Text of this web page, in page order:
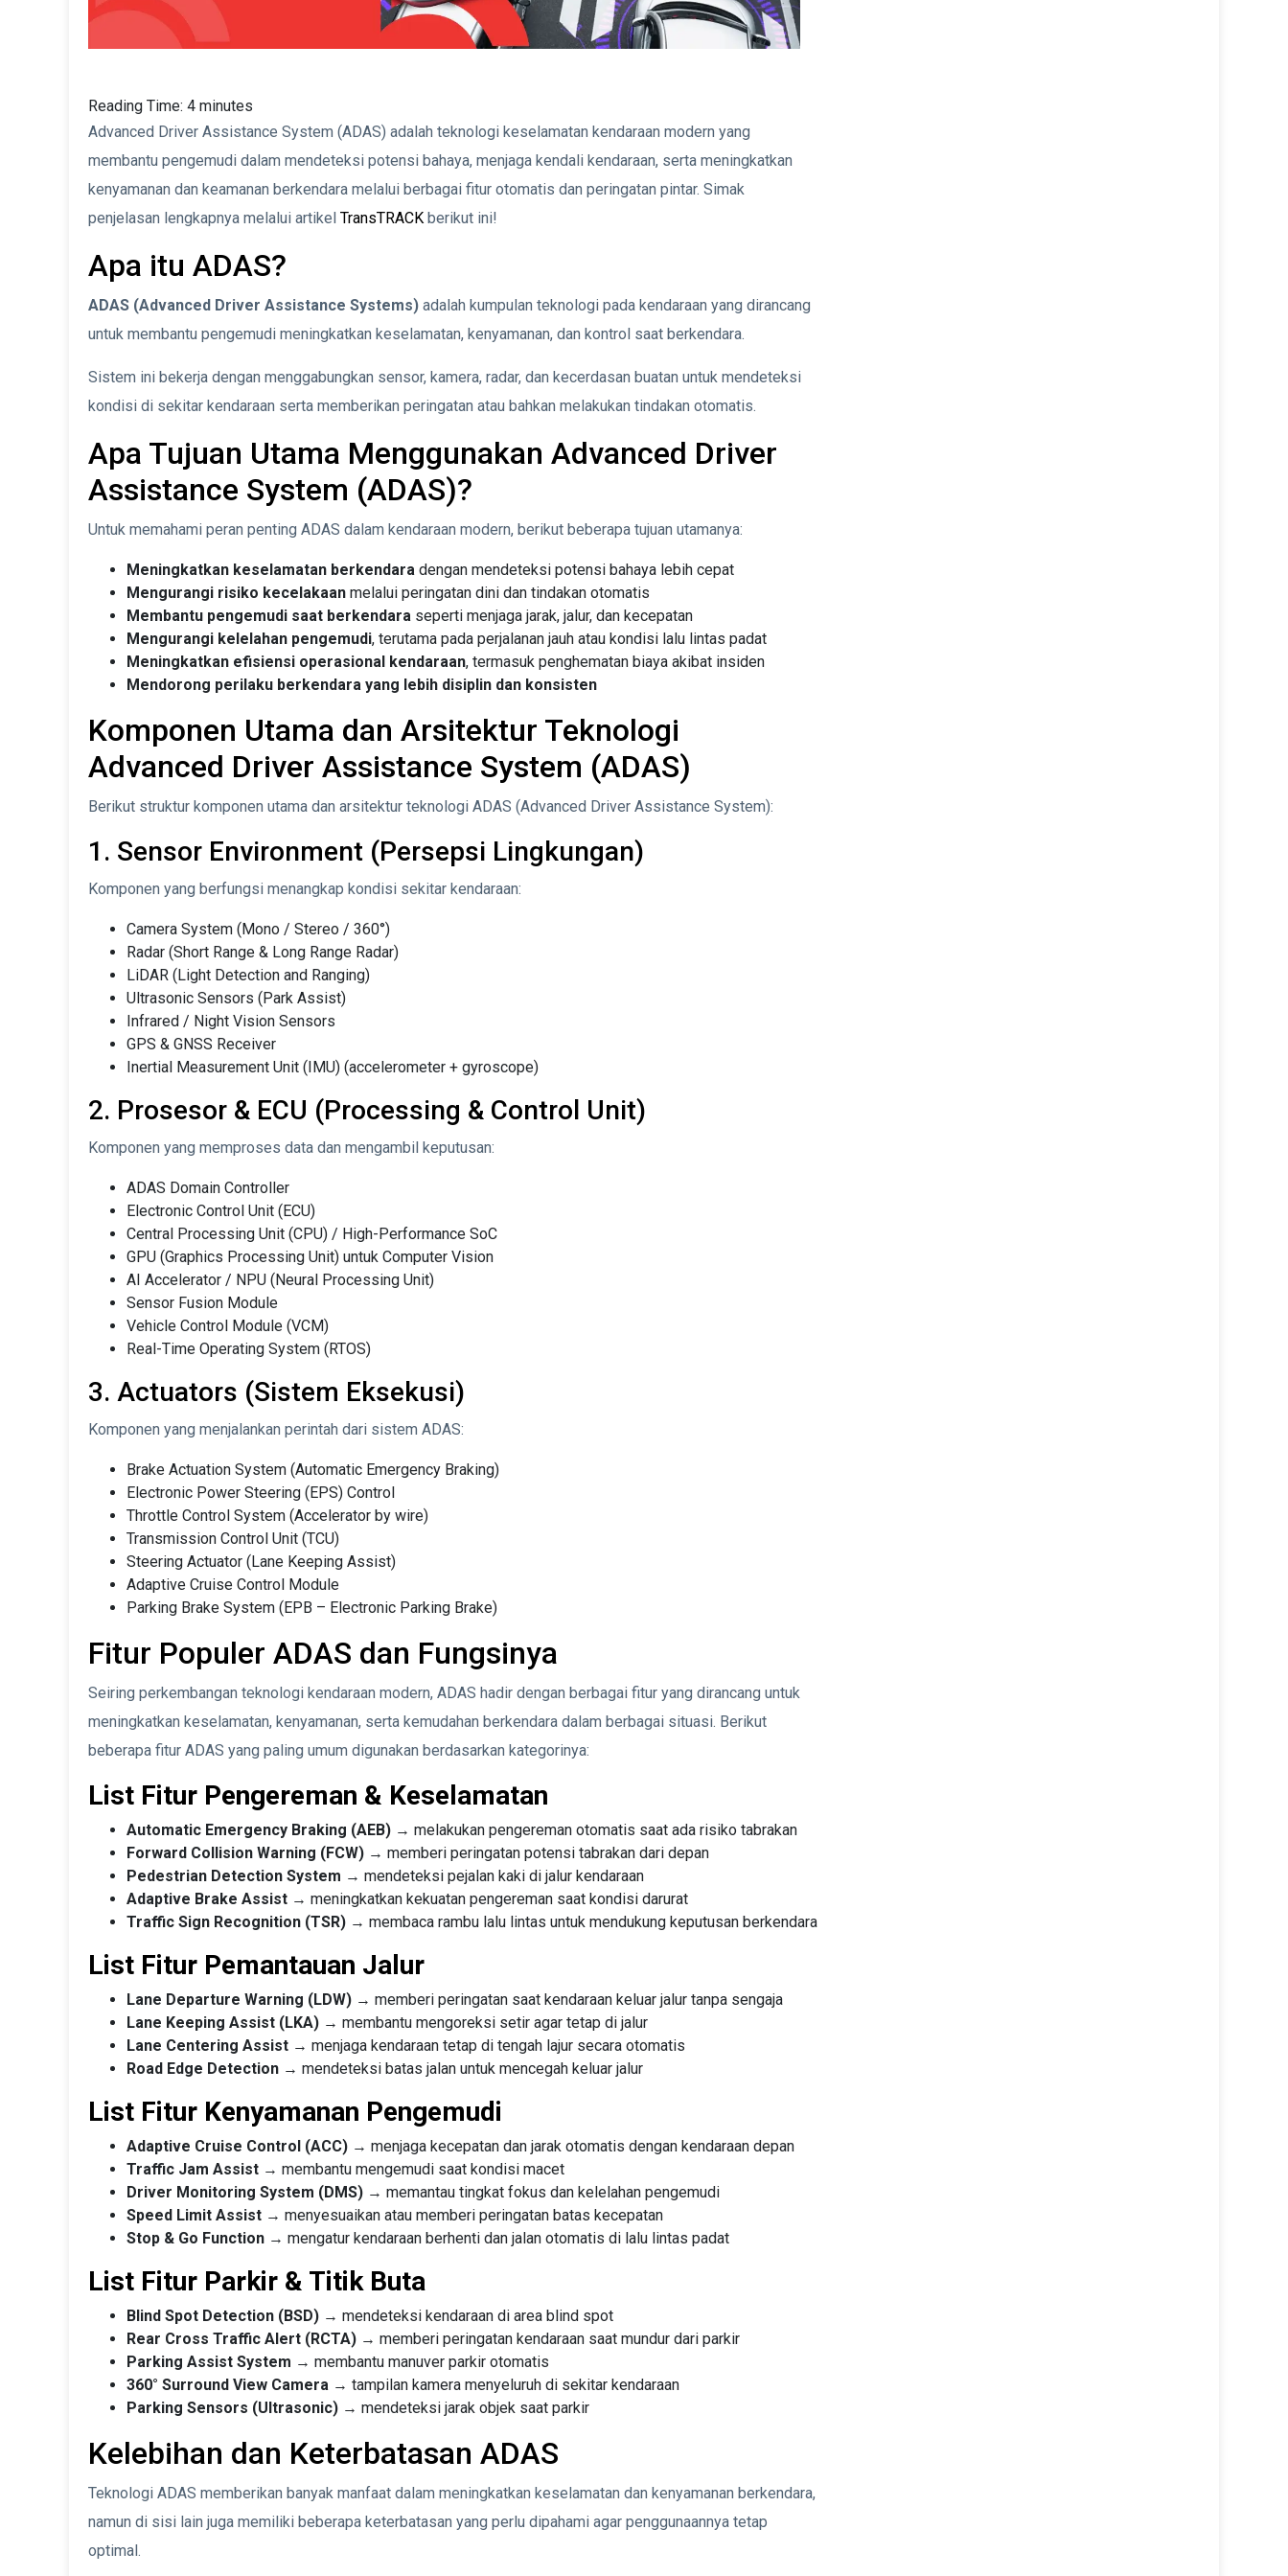
Reading Time: 4 minutes
Advanced Driver Assistance System (ADAS) adalah teknologi keselamatan kendaraan modern yang
membantu pengemudi dalam mendeteksi potensi bahaya, menjaga kendali kendaraan, serta meningkatkan
kenyamanan dan keamanan berkendara melalui berbagai fitur otomatis dan peringatan pintar. Simak
penjelasan lengkapnya melalui artikel TransTRACK berikut ini!
Apa itu ADAS?
ADAS (Advanced Driver Assistance Systems) adalah kumpulan teknologi pada kendaraan yang dirancang
untuk membantu pengemudi meningkatkan keselamatan, kenyamanan, dan kontrol saat berkendara.
Sistem ini bekerja dengan menggabungkan sensor, kamera, radar, dan kecerdasan buatan untuk mendeteksi
kondisi di sekitar kendaraan serta memberikan peringatan atau bahkan melakukan tindakan otomatis.
Apa Tujuan Utama Menggunakan Advanced Driver
Assistance System (ADAS)?
Untuk memahami peran penting ADAS dalam kendaraan modern, berikut beberapa tujuan utamanya:
Meningkatkan keselamatan berkendara dengan mendeteksi potensi bahaya lebih cepat
Mengurangi risiko kecelakaan melalui peringatan dini dan tindakan otomatis
Membantu pengemudi saat berkendara seperti menjaga jarak, jalur, dan kecepatan
Mengurangi kelelahan pengemudi, terutama pada perjalanan jauh atau kondisi lalu lintas padat
Meningkatkan efisiensi operasional kendaraan, termasuk penghematan biaya akibat insiden
Mendorong perilaku berkendara yang lebih disiplin dan konsisten
Komponen Utama dan Arsitektur Teknologi
Advanced Driver Assistance System (ADAS)
Berikut struktur komponen utama dan arsitektur teknologi ADAS (Advanced Driver Assistance System):
1. Sensor Environment (Persepsi Lingkungan)
Komponen yang berfungsi menangkap kondisi sekitar kendaraan:
Camera System (Mono / Stereo / 360°)
Radar (Short Range & Long Range Radar)
LiDAR (Light Detection and Ranging)
Ultrasonic Sensors (Park Assist)
Infrared / Night Vision Sensors
GPS & GNSS Receiver
Inertial Measurement Unit (IMU) (accelerometer + gyroscope)
2. Prosesor & ECU (Processing & Control Unit)
Komponen yang memproses data dan mengambil keputusan:
ADAS Domain Controller
Electronic Control Unit (ECU)
Central Processing Unit (CPU) / High-Performance SoC
GPU (Graphics Processing Unit) untuk Computer Vision
AI Accelerator / NPU (Neural Processing Unit)
Sensor Fusion Module
Vehicle Control Module (VCM)
Real-Time Operating System (RTOS)
3. Actuators (Sistem Eksekusi)
Komponen yang menjalankan perintah dari sistem ADAS:
Brake Actuation System (Automatic Emergency Braking)
Electronic Power Steering (EPS) Control
Throttle Control System (Accelerator by wire)
Transmission Control Unit (TCU)
Steering Actuator (Lane Keeping Assist)
Adaptive Cruise Control Module
Parking Brake System (EPB – Electronic Parking Brake)
Fitur Populer ADAS dan Fungsinya
Seiring perkembangan teknologi kendaraan modern, ADAS hadir dengan berbagai fitur yang dirancang untuk
meningkatkan keselamatan, kenyamanan, serta kemudahan berkendara dalam berbagai situasi. Berikut
beberapa fitur ADAS yang paling umum digunakan berdasarkan kategorinya:
List Fitur Pengereman & Keselamatan
Automatic Emergency Braking (AEB) → melakukan pengereman otomatis saat ada risiko tabrakan
Forward Collision Warning (FCW) → memberi peringatan potensi tabrakan dari depan
Pedestrian Detection System → mendeteksi pejalan kaki di jalur kendaraan
Adaptive Brake Assist → meningkatkan kekuatan pengereman saat kondisi darurat
Traffic Sign Recognition (TSR) → membaca rambu lalu lintas untuk mendukung keputusan berkendara
List Fitur Pemantauan Jalur
Lane Departure Warning (LDW) → memberi peringatan saat kendaraan keluar jalur tanpa sengaja
Lane Keeping Assist (LKA) → membantu mengoreksi setir agar tetap di jalur
Lane Centering Assist → menjaga kendaraan tetap di tengah lajur secara otomatis
Road Edge Detection → mendeteksi batas jalan untuk mencegah keluar jalur
List Fitur Kenyamanan Pengemudi
Adaptive Cruise Control (ACC) → menjaga kecepatan dan jarak otomatis dengan kendaraan depan
Traffic Jam Assist → membantu mengemudi saat kondisi macet
Driver Monitoring System (DMS) → memantau tingkat fokus dan kelelahan pengemudi
Speed Limit Assist → menyesuaikan atau memberi peringatan batas kecepatan
Stop & Go Function → mengatur kendaraan berhenti dan jalan otomatis di lalu lintas padat
List Fitur Parkir & Titik Buta
Blind Spot Detection (BSD) → mendeteksi kendaraan di area blind spot
Rear Cross Traffic Alert (RCTA) → memberi peringatan kendaraan saat mundur dari parkir
Parking Assist System → membantu manuver parkir otomatis
360° Surround View Camera → tampilan kamera menyeluruh di sekitar kendaraan
Parking Sensors (Ultrasonic) → mendeteksi jarak objek saat parkir
Kelebihan dan Keterbatasan ADAS
Teknologi ADAS memberikan banyak manfaat dalam meningkatkan keselamatan dan kenyamanan berkendara,
namun di sisi lain juga memiliki beberapa keterbatasan yang perlu dipahami agar penggunaannya tetap
optimal.